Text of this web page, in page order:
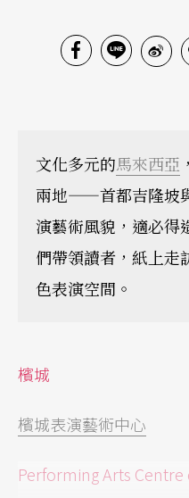
文化多元的馬來西亞
兩地——首都吉隆坡
演藝術風貌，適必得
們帶領讀者，紙上走
色表演空間。
檳城
檳城表演藝術中心
Performing Arts Centre